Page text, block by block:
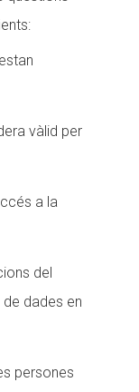
vàlid per
a la
del
dades en
persones